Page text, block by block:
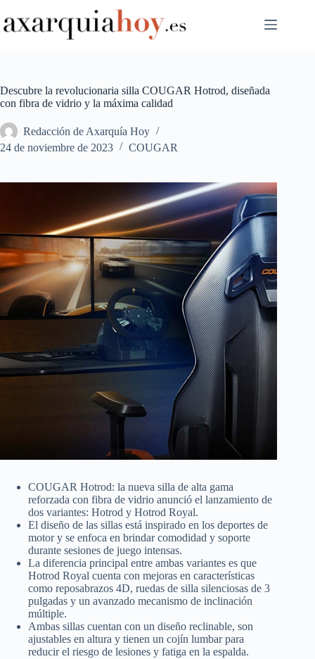
al
contenido
Descubre la revolucionaria silla COUGAR Hotrod, diseñada
con fibra de vidrio y la máxima calidad
Redacción de Axarquía Hoy
24 de noviembre de 2023
COUGAR
COUGAR Hotrod: la nueva silla de alta gama
reforzada con fibra de vidrio anunció el lanzamiento de
dos variantes: Hotrod y Hotrod Royal.
El diseño de las sillas está inspirado en los deportes de
motor y se enfoca en brindar comodidad y soporte
durante sesiones de juego intensas.
La diferencia principal entre ambas variantes es que
Hotrod Royal cuenta con mejoras en características
como reposabrazos 4D, ruedas de silla silenciosas de 3
pulgadas y un avanzado mecanismo de inclinación
múltiple.
Ambas sillas cuentan con un diseño reclinable, son
ajustables en altura y tienen un cojín lumbar para
reducir el riesgo de lesiones y fatiga en la espalda.